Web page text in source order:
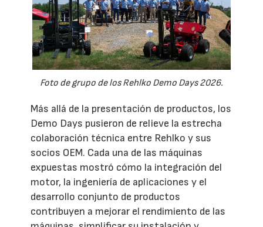
Foto de grupo de los Rehlko Demo Days 2026.
Más allá de la presentación de productos, los
Demo Days pusieron de relieve la estrecha
colaboración técnica entre Rehlko y sus
socios OEM. Cada una de las máquinas
expuestas mostró cómo la integración del
motor, la ingeniería de aplicaciones y el
desarrollo conjunto de productos
contribuyen a mejorar el rendimiento de las